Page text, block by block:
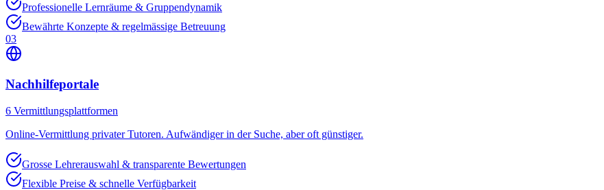
Professionelle Lernräume & Gruppendynamik
Bewährte Konzepte & regelmässige Betreuung
03
Nachhilfeportale
6 Vermittlungsplattformen
Online-Vermittlung privater Tutoren. Aufwändiger in der Suche, aber oft günstiger.
Grosse Lehrerauswahl & transparente Bewertungen
Flexible Preise & schnelle Verfügbarkeit